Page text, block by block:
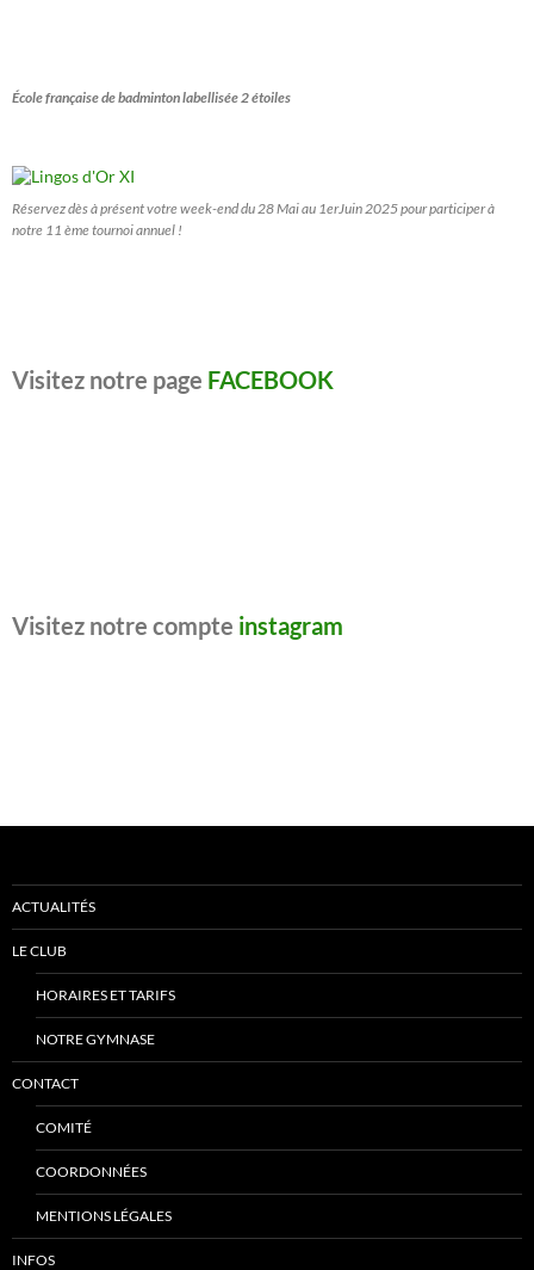
École française de badminton labellisée 2 étoiles
Réservez dès à présent votre week-end du 28 Mai au 1erJuin 2025 pour participer à
notre 11 ème tournoi annuel !
Visitez notre page FACEBOOK
Visitez notre compte instagram
ACTUALITÉS
LE CLUB
HORAIRES ET TARIFS
NOTRE GYMNASE
CONTACT
COMITÉ
COORDONNÉES
MENTIONS LÉGALES
INFOS